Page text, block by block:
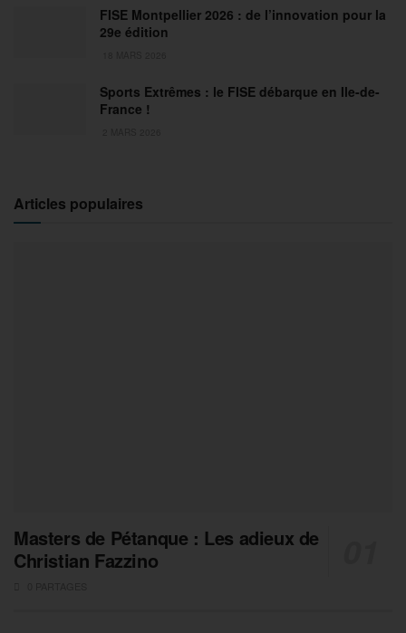
FISE Montpellier 2026 : de l’innovation pour la
29e édition
Sports Extrêmes : le FISE débarque en Ile-de-
France !
Articles populaires
Masters de Pétanque : Les adieux de
Christian Fazzino